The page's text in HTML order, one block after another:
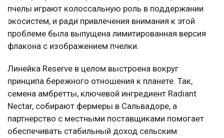
пчелы играют колоссальную роль в поддержании
экосистем, и ради привлечения внимания к этой
проблеме была выпущена лимитированная версия
флакона с изображением пчелки.
Линейка Reserve в целом выстроена вокруг
принципа бережного отношения к планете. Так,
семена амбретты, ключевой ингредиент Radiant
Nectar, собирают фермеры в Сальвадоре, а
партнерство с местными поставщиками помогает
обеспечивать стабильный доход сельским